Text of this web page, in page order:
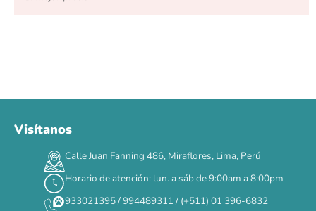
DÍAS HORAS MIN SEG
✕
Visítanos
Calle Juan Fanning 486, Miraflores, Lima, Perú
Horario de atención: lun. a sáb de 9:00am a 8:00pm
933021395 / 994489311 / (+511) 01 396-6832